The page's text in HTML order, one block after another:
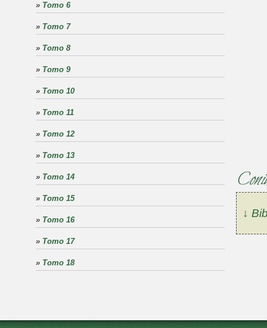
↓
» Tomo 6
» Tomo 7
» Tomo 8
» Tomo 9
» Tomo 10
» Tomo 11
» Tomo 12
» Tomo 13
» Tomo 14
» Tomo 15
» Tomo 16
» Tomo 17
» Tomo 18